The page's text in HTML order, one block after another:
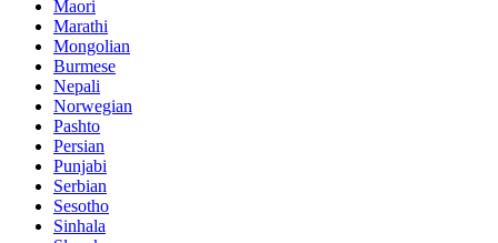
Maori
Marathi
Mongolian
Burmese
Nepali
Norwegian
Pashto
Persian
Punjabi
Serbian
Sesotho
Sinhala